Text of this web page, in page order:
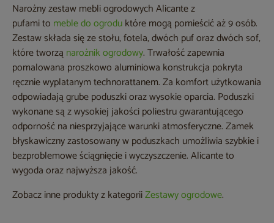
Narożny zestaw mebli ogrodowych Alicante z
pufami to meble do ogroduktóre mogą pomieścić aż 9 osób.
Zestaw składa się ze stołu, fotela, dwóch puf oraz dwóch sof,
które tworząnarożnik ogrodowy. Trwałość zapewnia
pomalowana proszkowo aluminiowa konstrukcja pokryta
ręcznie wyplatanym technorattanem. Za komfort użytkowania
odpowiadają grube poduszki oraz wysokie oparcia. Poduszki
wykonane są z wysokiej jakości poliestru gwarantującego
odporność na niesprzyjające warunki atmosferyczne. Zamek
błyskawiczny zastosowany w poduszkach umożliwia szybkie i
bezproblemowe ściągnięcie i wyczyszczenie. Alicante to
wygoda oraz najwyższa jakość.
Zobacz inne produkty z kategoriiZestawy ogrodowe.